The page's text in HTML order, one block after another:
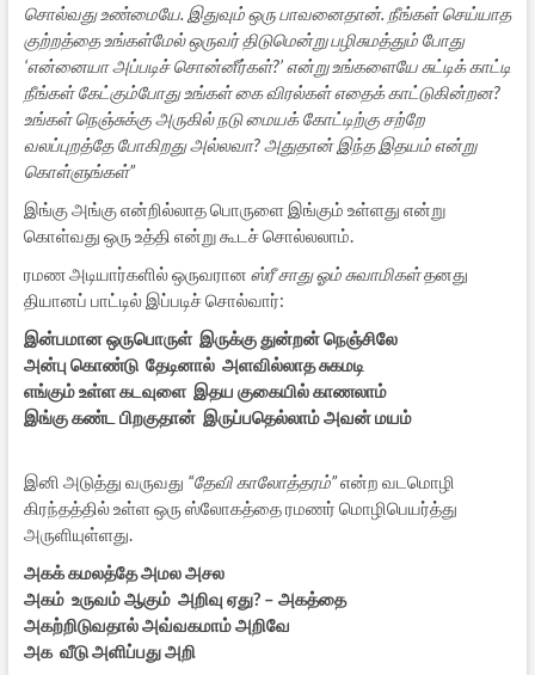
சொல்வது உண்மையே. இதுவும் ஒரு பாவனைதான். நீங்கள் செய்யாத
குற்றத்தை உங்கள்மேல் ஒருவர் திடுமென்று பழிசுமத்தும் போது
‘என்னையா அப்படிச் சொன்னீர்கள்?’ என்று உங்களையே சுட்டிக் காட்டி
நீங்கள் கேட்கும்போது உங்கள் கை விரல்கள் எதைக் காட்டுகின்றன?
உங்கள் நெஞ்சுக்கு அருகில் நடு மையக் கோட்டிற்கு சற்றே
வலப்புறத்தே போகிறது அல்லவா? அதுதான் இந்த இதயம் என்று
கொள்ளுங்கள்”
இங்கு அங்கு என்றில்லாத பொருளை இங்கும் உள்ளது என்று
கொள்வது ஒரு உத்தி என்று கூடச் சொல்லலாம்.
ரமண அடியார்களில் ஒருவரான ஸ்ரீ சாது ஓம் சுவாமிகள்தனது
தியானப் பாட்டில் இப்படிச் சொல்வார்:
இன்பமான ஒருபொருள் இருக்கு துன்றன் நெஞ்சிலே
அன்பு கொண்டு தேடினால் அளவில்லாத சுகமடி
எங்கும் உள்ள கடவுளை இதய குகையில் காணலாம்
இங்கு கண்ட பிறகுதான் இருப்பதெல்லாம் அவன் மயம்
இனி அடுத்து வருவது “தேவி காலோத்தரம்”என்ற வடமொழி
கிரந்தத்தில் உள்ள ஒரு ஸ்லோகத்தை ரமணர் மொழிபெயர்த்து
அருளியுள்ளது.
அகக் கமலத்தே அமல அசல
அகம் உருவம் ஆகும் அறிவு ஏது? – அகத்தை
அகற்றிடுவதால் அவ்வகமாம் அறிவே
அக வீடு அளிப்பது அறி